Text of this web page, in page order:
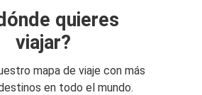
quieres
viajar?
mapa de viaje con más
en todo el mundo.